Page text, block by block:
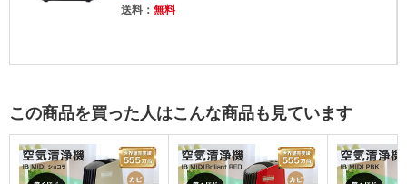
送料：無料
この商品を買った人はこんな商品も見ています